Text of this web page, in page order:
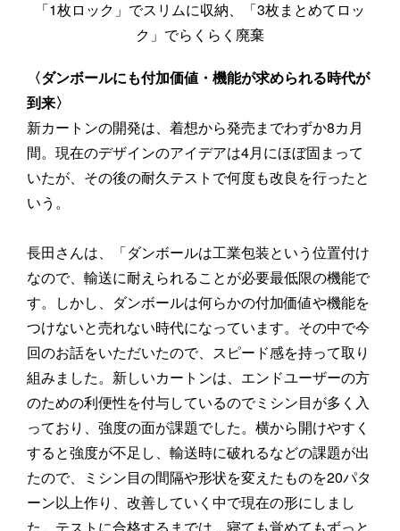
「1枚ロック」でスリムに収納、「3枚まとめてロッ
ク」でらくらく廃棄
〈ダンボールにも付加価値・機能が求められる時代が
到来〉
新カートンの開発は、着想から発売までわずか8カ月
間。現在のデザインのアイデアは4月にほぼ固まって
いたが、その後の耐久テストで何度も改良を行ったと
いう。
長田さんは、「ダンボールは工業包装という位置付け
なので、輸送に耐えられることが必要最低限の機能で
す。しかし、ダンボールは何らかの付加価値や機能を
つけないと売れない時代になっています。その中で今
回のお話をいただいたので、スピード感を持って取り
組みました。新しいカートンは、エンドユーザーの方
のための利便性を付与しているのでミシン目が多く入
っており、強度の面が課題でした。横から開けやすく
すると強度が不足し、輸送時に破れるなどの課題が出
たので、ミシン目の間隔や形状を変えたものを20パタ
ーン以上作り、改善していく中で現在の形にしまし